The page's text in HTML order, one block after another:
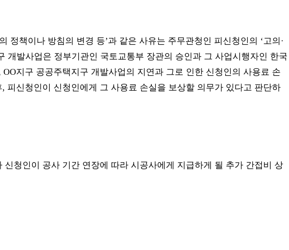
책이나 방침의 변경 등’과 같은 사유는 주무관청인 피신청인의 ‘고의·
개발사업은 정부기관인 국토교통부 장관의 승인과 그 사업시행자인 한국
지구 공공주택지구 개발사업의 지연과 그로 인한 신청인의 사용료 손
피신청인이 신청인에게 그 사용료 손실을 보상할 의무가 있다고 판단하
청인이 공사 기간 연장에 따라 시공사에게 지급하게 될 추가 간접비 상